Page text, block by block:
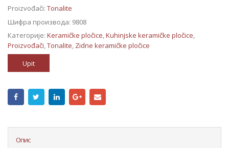
Proizvođači: Tonalite
Шифра производа: 9808
Категорије: Keramičke pločice,Kuhinjske keramičke pločice,
Proizvođači,Tonalite, Zidne keramičke pločice
Upit
Опис